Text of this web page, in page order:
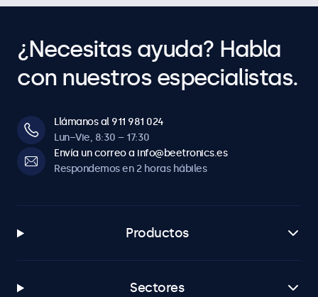
¿Necesitas ayuda? Habla
con nuestros especialistas.
Llámanos al 911 981 024
Lun–Vie, 8:30 – 17:30
Envía un correo a info@beetronics.es
Respondemos en 2 horas hábiles
Productos
Sectores